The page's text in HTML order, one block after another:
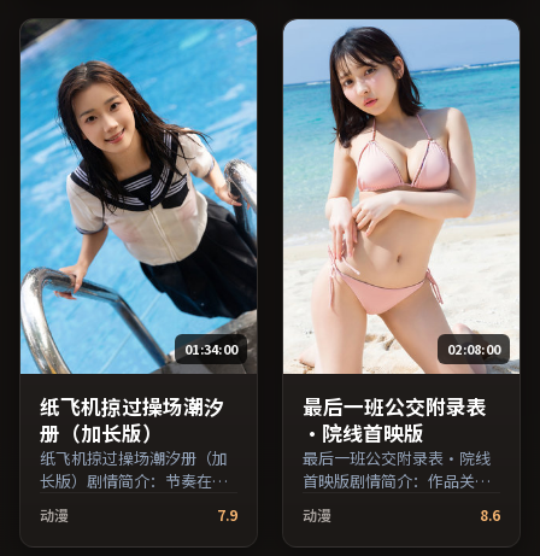
斯·珀、秦昊、廖凡等主
演，澳大利亚出品，喜剧类
型，2019年上映 / 2019年3
月15日于澳大利亚地区院线
首映，网络平台同步更新片
源。上线后可持续关注影片
评分与观众口碑走势。（国
产影视资源大全免费条目索
引，支持片名与演员交叉检
索。）
01:34:00
纸飞机掠过操场潮汐
册（加长版）
纸飞机掠过操场潮汐册（加
长版）剧情简介：节奏在沉
步揭开却保留开放式回味；
由张艾嘉执导，易烊千玺、
动漫 7.9
02:08:00
最后一班公交附录表
·院线首映版
最后一班公交附录表·院线
首映版剧情简介：作品关注
质感兼顾院线观感与流媒体
清晰度；由陈凯歌执导，蒋
动漫 8.6